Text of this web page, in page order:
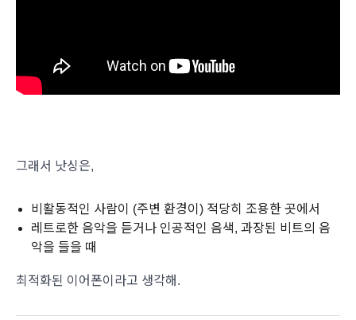
그래서 낫싱은,
비활동적인 사람이 (주변 환경이) 적당히 조용한 곳에서
레트로한 음악을 듣거나 인공적인 음색, 과장된 비트의 음
악을 들을 때
최적화된 이어폰이라고 생각해.